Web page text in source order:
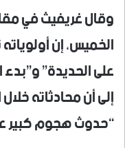
وقال غريفيث في
الخميس، إن
على الحديدة”
إلى أن محادثاته
“حدوث هجوم كبير